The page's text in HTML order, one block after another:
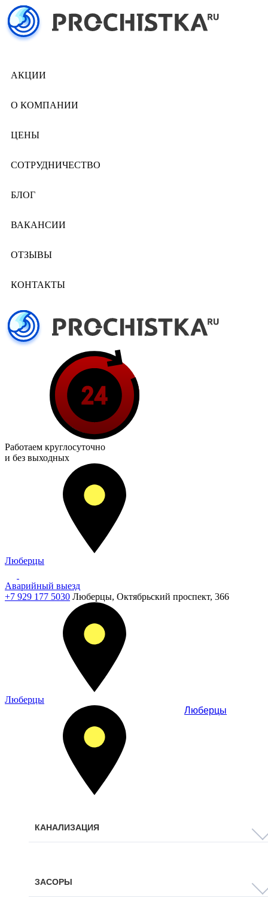
АКЦИИ
О КОМПАНИИ
ЦЕНЫ
СОТРУДНИЧЕСТВО
БЛОГ
ВАКАНСИИ
ОТЗЫВЫ
КОНТАКТЫ
Работаем круглосуточно
и без выходных
Люберцы
Аварийный выезд
+7 929 177 5030 Люберцы, Октябрьский проспект, 366
Люберцы
Люберцы
КАНАЛИЗАЦИЯ
ЗАСОРЫ